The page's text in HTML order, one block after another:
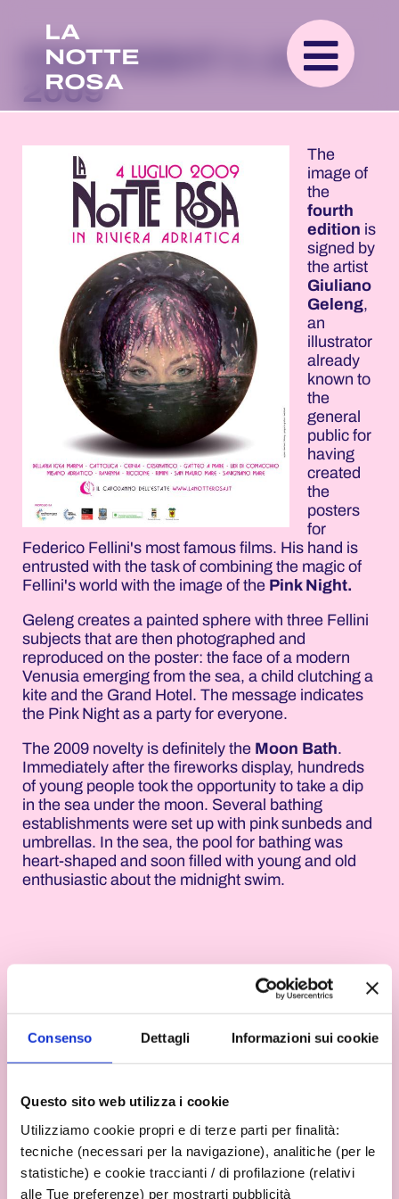
Consenso Dettagli Informazioni sui cookie
Questo sito web utilizza i cookie
Utilizziamo cookie propri e di terze parti per finalità:
tecniche (necessari per la navigazione), analitiche (per le
statistiche) e cookie traccianti / di profilazione (relativi
alle Tue preferenze) per mostrarti pubblicità
LA
NOTTE
ROSA
PINK NIGHT
4 JULY
2009
The
image of
the
fourth
edition is
signed by
the artist
Giuliano
Geleng,
an
illustrator
already
known to
the
general
public for
having
created
the
posters
for
Federico Fellini's most famous films. His hand is
entrusted with the task of combining the magic of
Fellini's world with the image of the Pink Night.
Geleng creates a painted sphere with three Fellini
subjects that are then photographed and
reproduced on the poster: the face of a modern
Venusia emerging from the sea, a child clutching a
kite and the Grand Hotel. The message indicates
the Pink Night as a party for everyone.
The 2009 novelty is definitely the Moon Bath.
Immediately after the fireworks display, hundreds
of young people took the opportunity to take a dip
in the sea under the moon. Several bathing
establishments were set up with pink sunbeds and
umbrellas. In the sea, the pool for bathing was
heart-shaped and soon filled with young and old
enthusiastic about the midnight swim.